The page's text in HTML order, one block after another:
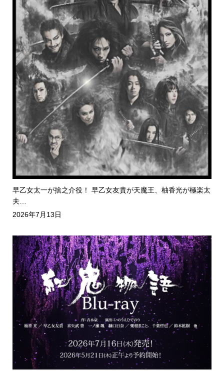
早乙女太一が捨之介役！ 早乙女友貴が天魔王、柚香光が極楽太
夫…
2026年7月13日